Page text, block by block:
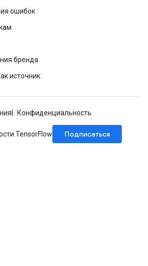
ошибок
бренда
источник
Конфиденциальность
TensorFlow
Подписаться